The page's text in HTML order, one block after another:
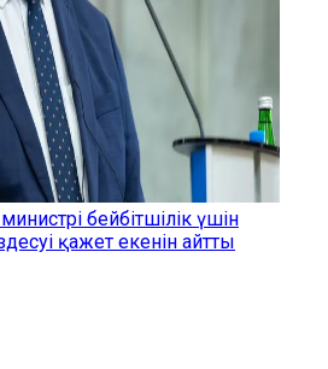
бейбітшілік үшін
қажет екенін айтты